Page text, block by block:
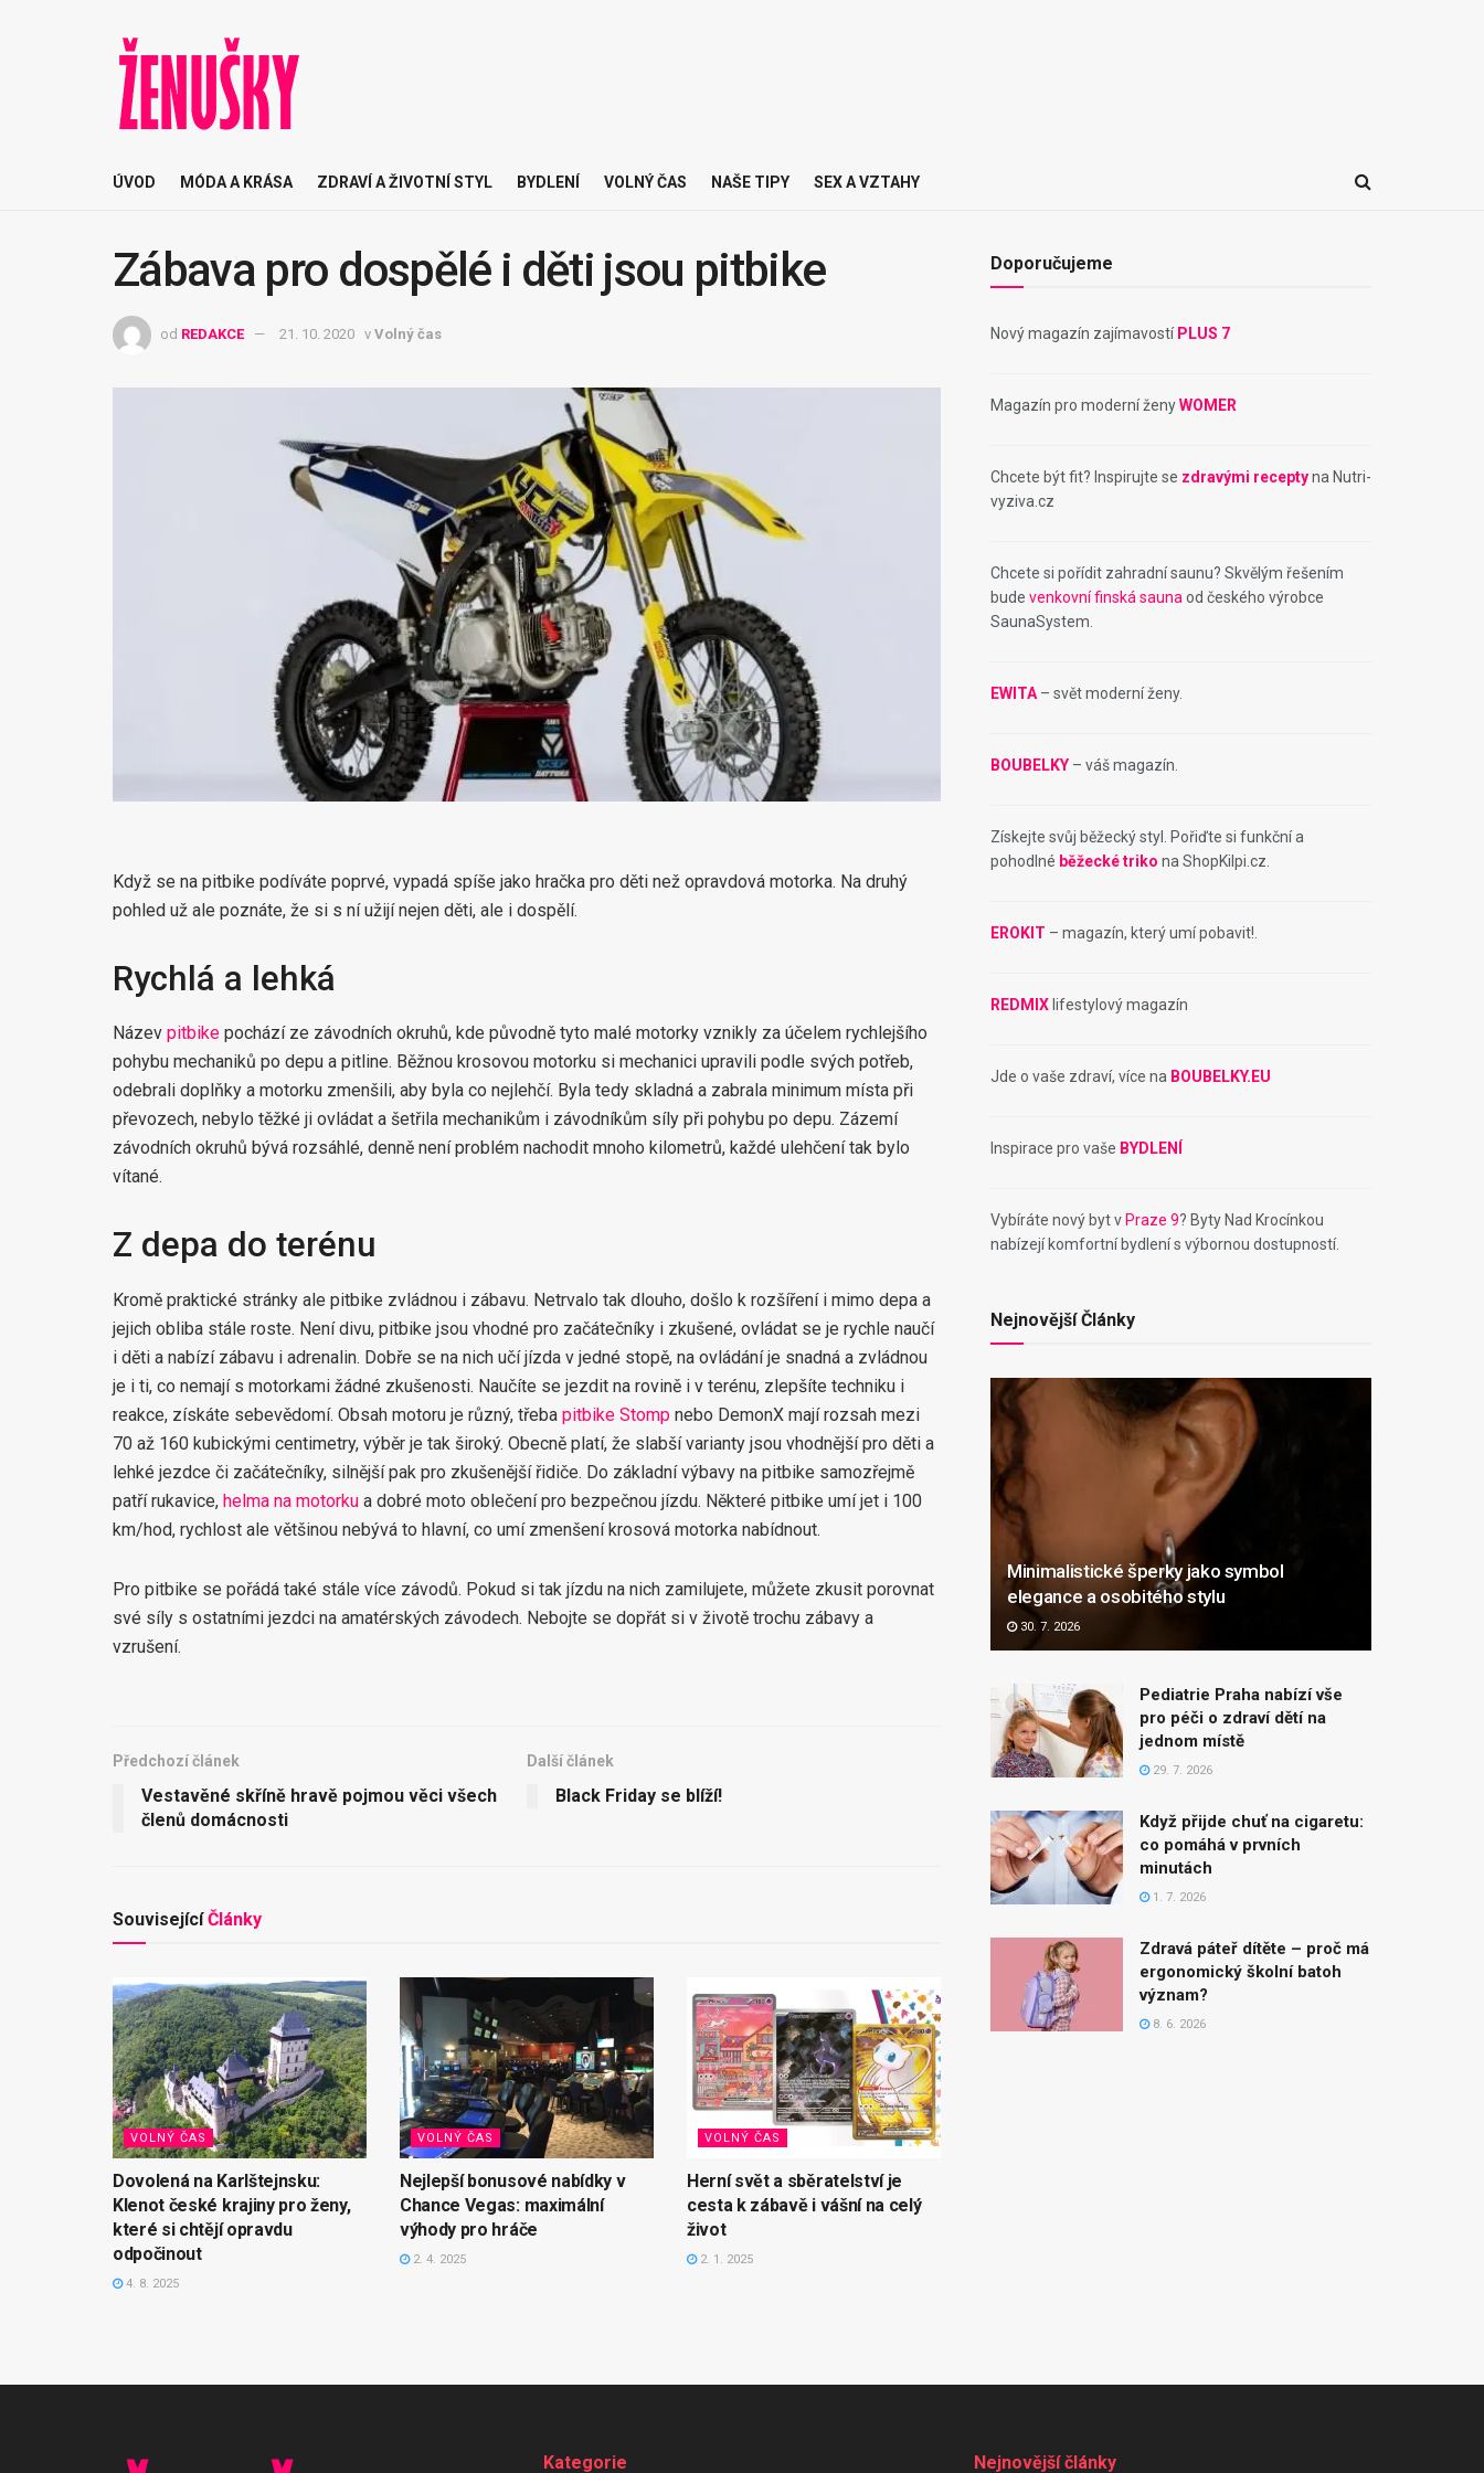
ÚVOD MÓDA A KRÁSA ZDRAVÍ A ŽIVOTNÍ STYL BYDLENÍ VOLNÝ ČAS NAŠE TIPY SEX A VZTAHY
Zábava pro dospělé i děti jsou pitbike
od REDAKCE 21. 10. 2020 v Volný čas
Když se na pitbike podíváte poprvé, vypadá spíše jako hračka pro děti než opravdová motorka. Na druhý
pohled už ale poznáte, že si s ní užijí nejen děti, ale i dospělí.
Rychlá a lehká
Název pitbike pochází ze závodních okruhů, kde původně tyto malé motorky vznikly za účelem rychlejšího
pohybu mechaniků po depu a pitline. Běžnou krosovou motorku si mechanici upravili podle svých potřeb,
odebrali doplňky a motorku zmenšili, aby byla co nejlehčí. Byla tedy skladná a zabrala minimum místa při
převozech, nebylo těžké ji ovládat a šetřila mechanikům i závodníkům síly při pohybu po depu. Zázemí
závodních okruhů bývá rozsáhlé, denně není problém nachodit mnoho kilometrů, každé ulehčení tak bylo
vítané.
Z depa do terénu
Kromě praktické stránky ale pitbike zvládnou i zábavu. Netrvalo tak dlouho, došlo k rozšíření i mimo depa a
jejich obliba stále roste. Není divu, pitbike jsou vhodné pro začátečníky i zkušené, ovládat se je rychle naučí
i děti a nabízí zábavu i adrenalin. Dobře se na nich učí jízda v jedné stopě, na ovládání je snadná a zvládnou
je i ti, co nemají s motorkami žádné zkušenosti. Naučíte se jezdit na rovině i v terénu, zlepšíte techniku i
reakce, získáte sebevědomí. Obsah motoru je různý, třeba pitbike Stomp nebo DemonX mají rozsah mezi
70 až 160 kubickými centimetry, výběr je tak široký. Obecně platí, že slabší varianty jsou vhodnější pro děti a
lehké jezdce či začátečníky, silnější pak pro zkušenější řidiče. Do základní výbavy na pitbike samozřejmě
patří rukavice, helma na motorku a dobré moto oblečení pro bezpečnou jízdu. Některé pitbike umí jet i 100
km/hod, rychlost ale většinou nebývá to hlavní, co umí zmenšení krosová motorka nabídnout.
Pro pitbike se pořádá také stále více závodů. Pokud si tak jízdu na nich zamilujete, můžete zkusit porovnat
své síly s ostatními jezdci na amatérských závodech. Nebojte se dopřát si v životě trochu zábavy a
vzrušení.
Předchozí článek
Vestavěné skříně hravě pojmou věci všech
členů domácnosti
Další článek
Black Friday se blíží!
SouvisejícíČlánky
VOLNÝ ČAS
Dovolená na Karlštejnsku:
Klenot české krajiny pro ženy,
které si chtějí opravdu
odpočinout
4. 8. 2025
VOLNÝ ČAS
Nejlepší bonusové nabídky v
Chance Vegas: maximální
výhody pro hráče
2. 4. 2025
VOLNÝ ČAS
Herní svět a sběratelství je
cesta k zábavě i vášní na celý
život
2. 1. 2025
Doporučujeme
Nový magazín zajímavostí PLUS 7
Magazín pro moderní ženyWOMER
Chcete být fit? Inspirujte se zdravými receptyna Nutri-
vyziva.cz
Chcete si pořídit zahradní saunu? Skvělým řešením
bude venkovní finská sauna od českého výrobce
SaunaSystem.
EWITA – svět moderní ženy.
BOUBELKY – váš magazín.
Získejte svůj běžecký styl. Pořiďte si funkční a
pohodlné běžecké triko na ShopKilpi.cz.
EROKIT – magazín, který umí pobavit!.
REDMIX lifestylový magazín
Jde o vaše zdraví, více na BOUBELKY.EU
Inspirace pro vaše BYDLENÍ
Vybíráte nový byt v Praze 9? Byty Nad Krocínkou
nabízejí komfortní bydlení s výbornou dostupností.
Nejnovější Články
Minimalistické šperky jako symbol
elegance a osobitého stylu
30. 7. 2026
Pediatrie Praha nabízí vše
pro péči o zdraví dětí na
jednom místě
29. 7. 2026
Když přijde chuť na cigaretu:
co pomáhá v prvních
minutách
1. 7. 2026
Zdravá páteř dítěte – proč má
ergonomický školní batoh
význam?
8. 6. 2026
Kategorie Nejnovější články